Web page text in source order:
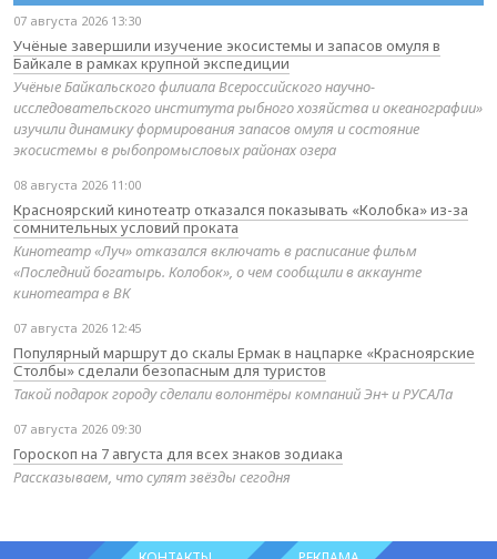
07 августа 2026 13:30
Учёные завершили изучение экосистемы и запасов омуля в
Байкале в рамках крупной экспедиции
Учёные Байкальского филиала Всероссийского научно-
исследовательского института рыбного хозяйства и океанографии»
изучили динамику формирования запасов омуля и состояние
экосистемы в рыбопромысловых районах озера
08 августа 2026 11:00
Красноярский кинотеатр отказался показывать «Колобка» из-за
сомнительных условий проката
Кинотеатр «Луч» отказался включать в расписание фильм
«Последний богатырь. Колобок», о чем сообщили в аккаунте
кинотеатра в ВК
07 августа 2026 12:45
Популярный маршрут до скалы Ермак в нацпарке «Красноярские
Столбы» сделали безопасным для туристов
Такой подарок городу сделали волонтёры компаний Эн+ и РУСАЛа
07 августа 2026 09:30
Гороскоп на 7 августа для всех знаков зодиака
Рассказываем, что сулят звёзды сегодня